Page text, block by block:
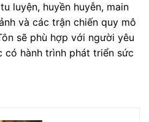
luyện, huyền huyễn, main
và các trận chiến quy mô
sẽ phù hợp với người yêu
có hành trình phát triển sức